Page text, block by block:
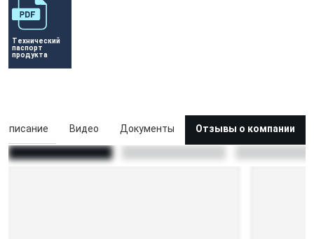
Технический
паспорт
продукта
Описание Видео Документы Отзывы о компании